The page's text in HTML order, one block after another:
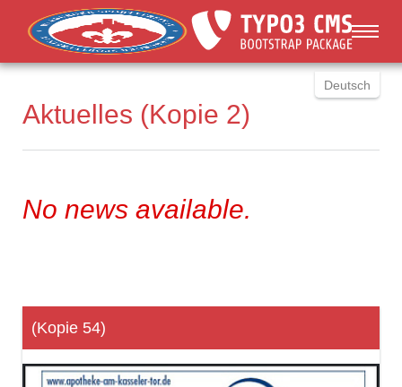
Skip to main content
Deutsch
You are here:
Aktuelles (Kopie 2)
No news available.
(Kopie 54)